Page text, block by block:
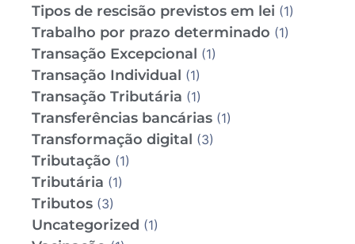
Tipos de rescisão previstos em lei (1)
Trabalho por prazo determinado (1)
Transação Excepcional (1)
Transação Individual (1)
Transação Tributária (1)
Transferências bancárias (1)
Transformação digital (3)
Tributação (1)
Tributária (1)
Tributos (3)
Uncategorized (1)